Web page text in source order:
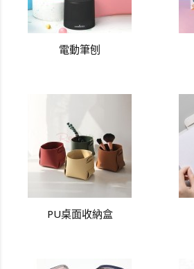
電動筆刨
PU桌面收納盒